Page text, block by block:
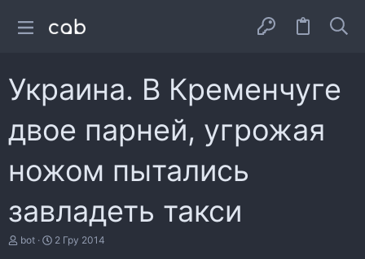
Украина. В Кременчуге
двое парней, угрожая
ножом пытались
завладеть такси
А
bot
Д
2 Гру 2014